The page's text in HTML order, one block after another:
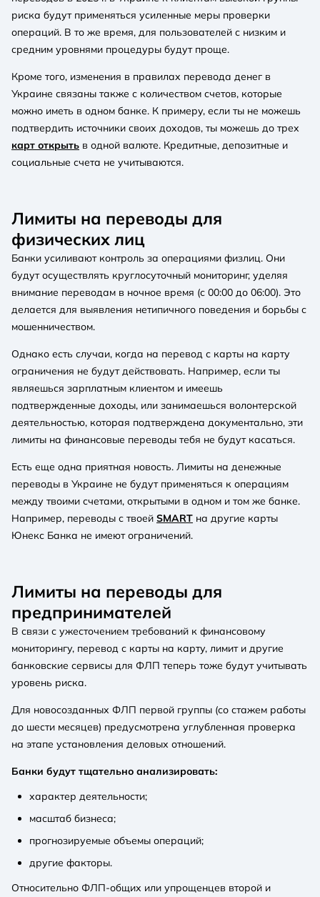
риска будут применяться усиленные меры проверки
операций. В то же время, для пользователей с низким и
средним уровнями процедуры будут проще.
Кроме того, изменения в правилах перевода денег в
Украине связаны также с количеством счетов, которые
можно иметь в одном банке. К примеру, если ты не можешь
подтвердить источники своих доходов, ты можешь до трех
карт открыть в одной валюте. Кредитные, депозитные и
социальные счета не учитываются.
Лимиты на переводы для
физических лиц
Банки усиливают контроль за операциями физлиц. Они
будут осуществлять круглосуточный мониторинг, уделяя
внимание переводам в ночное время (с 00:00 до 06:00). Это
делается для выявления нетипичного поведения и борьбы с
мошенничеством.
Однако есть случаи, когда на перевод с карты на карту
ограничения не будут действовать. Например, если ты
являешься зарплатным клиентом и имеешь
подтвержденные доходы, или занимаешься волонтерской
деятельностью, которая подтверждена документально, эти
лимиты на финансовые переводы тебя не будут касаться.
Есть еще одна приятная новость. Лимиты на денежные
переводы в Украине не будут применяться к операциям
между твоими счетами, открытыми в одном и том же банке.
Например, переводы с твоей SMART на другие карты
Юнекс Банка не имеют ограничений.
Лимиты на переводы для
предпринимателей
В связи с ужесточением требований к финансовому
мониторингу, перевод с карты на карту, лимит и другие
банковские сервисы для ФЛП теперь тоже будут учитывать
уровень риска.
Для новосозданных ФЛП первой группы (со стажем работы
до шести месяцев) предусмотрена углубленная проверка
на этапе установления деловых отношений.
Банки будут тщательно анализировать:
характер деятельности;
масштаб бизнеса;
прогнозируемые объемы операций;
другие факторы.
Относительно ФЛП-общих или упрощенцев второй и